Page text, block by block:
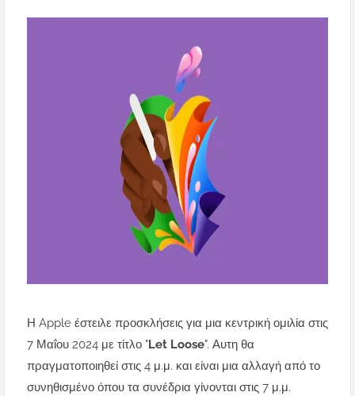
Η Apple έστειλε προσκλήσεις για μια κεντρική ομιλία στις
7 Μαΐου 2024 με τίτλο "Let Loose". Αυτη θα
πραγματοποιηθεί στις 4 μ.μ. και είναι μια αλλαγή από το
συνηθισμένο όπου τα συνέδρια γίνονται στις 7 μ.μ.